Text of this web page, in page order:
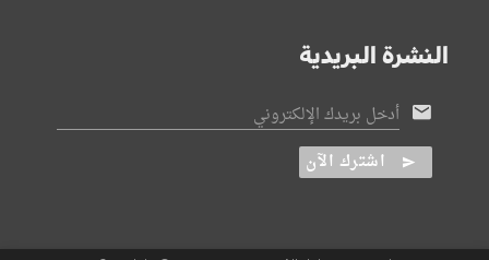
النشرة البريدية
أدخل بريدك الإلكتروني
اشترك الآن